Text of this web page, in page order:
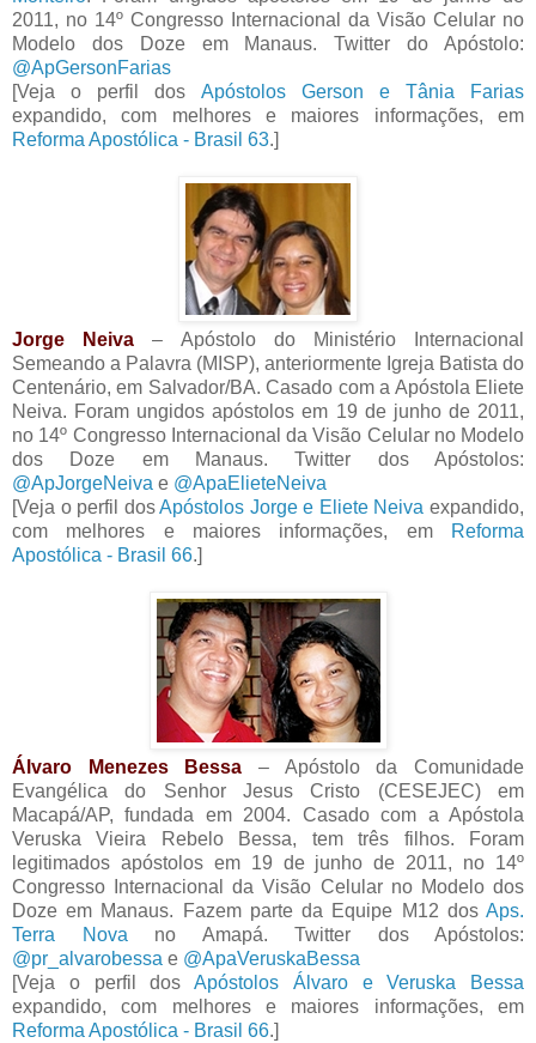
2011, no 14º Congresso Internacional da Visão Celular no
Modelo dos Doze em Manaus. Twitter do Apóstolo:
@ApGersonFarias
[Veja o perfil dos Apóstolos Gerson e Tânia Farias
expandido, com melhores e maiores informações, em
Reforma Apostólica - Brasil 63.]
Jorge Neiva – Apóstolo do Ministério Internacional
Semeando a Palavra (MISP), anteriormente Igreja Batista do
Centenário, em Salvador/BA. Casado com a Apóstola Eliete
Neiva. Foram ungidos apóstolos em 19 de junho de 2011,
no 14º Congresso Internacional da Visão Celular no Modelo
dos Doze em Manaus. Twitter dos Apóstolos:
@ApJorgeNeiva e @ApaElieteNeiva
[Veja o perfil dosApóstolos Jorge e Eliete Neiva expandido,
com melhores e maiores informações, em
Reforma
Apostólica - Brasil 66.]
Álvaro Menezes Bessa – Apóstolo da Comunidade
Evangélica do Senhor Jesus Cristo (CESEJEC) em
Macapá/AP, fundada em 2004. Casado com a Apóstola
Veruska Vieira Rebelo Bessa, tem três filhos. Foram
legitimados apóstolos em 19 de junho de 2011, no 14º
Congresso Internacional da Visão Celular no Modelo dos
Doze em Manaus. Fazem parte da Equipe M12 dos Aps.
Terra Nova no Amapá. Twitter dos Apóstolos:
@pr_alvarobessa e @ApaVeruskaBessa
[Veja o perfil dos Apóstolos Álvaro e Veruska Bessa
expandido, com melhores e maiores informações, em
Reforma Apostólica - Brasil 66.]